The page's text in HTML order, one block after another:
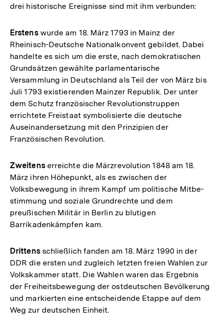
drei historische Ereignisse sind mit ihm verbunden:
Erstenswurde am 18. März 1793 in Mainz der
Rheinisch-Deutsche Nationalkonvent gebildet. Dabei
handelte es sich um die erste, nach demokratischen
Grundsätzen gewählte parlamentarische
Versammlung in Deutschland als Teil der von März bis
Juli 1793 existierenden Mainzer Republik. Der unter
dem Schutz französischer Revolutionstruppen
errichtete Freistaat symbolisierte die deutsche
Auseinandersetzung mit den Prinzipien der
Französischen Revolution.
Zweitenserreichte die Märzrevolution 1848 am 18.
März ihren Höhepunkt, als es zwischen der
Volksbewegung in ihrem Kampf um politische Mitbe­
stimmung und soziale Grundrechte und dem
preußischen Militär in Berlin zu blutigen
Barrikadenkämpfen kam.
Drittensschließlich fanden am 18. März 1990 in der
DDR die ersten und zugleich letzten freien Wahlen zur
Volkskammer statt. Die Wahlen waren das Ergebnis
der Freiheitsbewegung der ostdeutschen Bevölkerung
und markierten eine entscheidende Etappe auf dem
Weg zur deutschen Einheit.